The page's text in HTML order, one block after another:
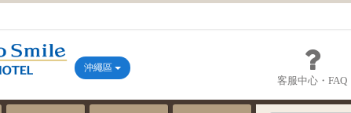
客服中心・FAQ
沖繩區